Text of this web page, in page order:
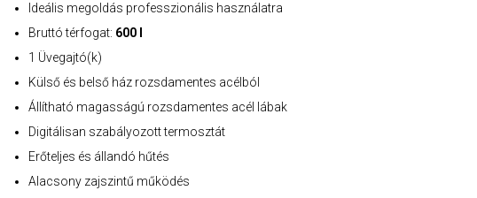
Ideális megoldás professzionális használatra
Bruttó térfogat: 600 l
1 Üvegajtó(k)
Külső és belső ház rozsdamentes acélból
Állítható magasságú rozsdamentes acél lábak
Digitálisan szabályozott termosztát
Erőteljes és állandó hűtés
Alacsony zajszintű működés